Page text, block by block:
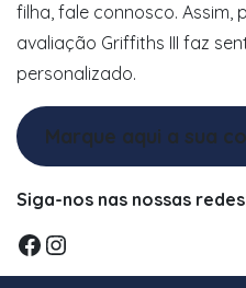
filha, fale connosco. Assim,
avaliação Griffiths III faz
personalizado.
Marque aqui a sua
Siga-nos nas nossas
Facebook
Instagram